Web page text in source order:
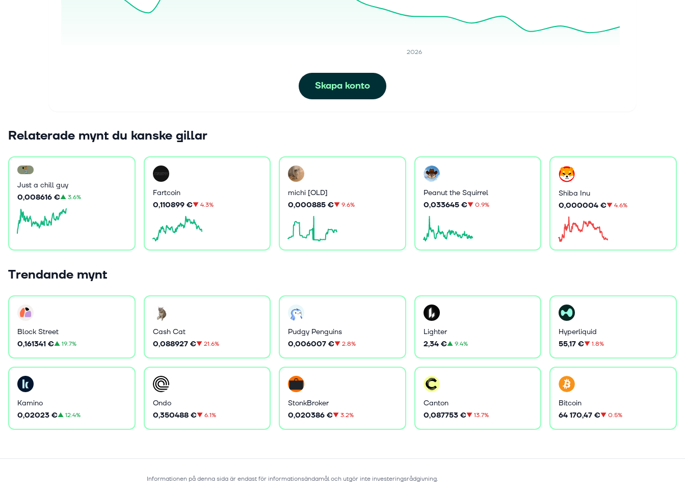
2026
Skapa konto
Relaterade mynt du kanske gillar
Just a chill guy
0,008616 €▲3.6%
Fartcoin
0,110899 €▼ 4.3%
michi [OLD]
0,000885 €▼9.6%
Peanut the Squirrel
0,033645 €▼0.9%
Shiba Inu
0,000004 €▼4.6%
Trendande mynt
Block Street
0,161341 €▲19.7%
Cash Cat
0,088927 €▼ 21.6%
Pudgy Penguins
0,006007 €▼2.8%
Lighter
2,34 €▲9.4%
Hyperliquid
55,17 €▼1.8%
Kamino
0,02023 €▲12.4%
Ondo
0,350488 €▼ 6.1%
StonkBroker
0,020386 €▼3.2%
Canton
0,087753 €▼13.7%
Bitcoin
64 170,47 €▼0.5%
Informationen på denna sida är endast för informationsändamål och utgör inte investeringsrådgivning.